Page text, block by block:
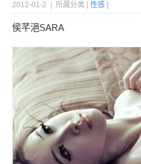
2012-01-2 | 所属分类 [ 性感 ]
侯芊浥SARA